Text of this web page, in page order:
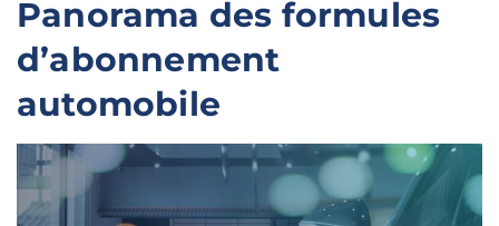
Panorama des formules
d’abonnement
automobile